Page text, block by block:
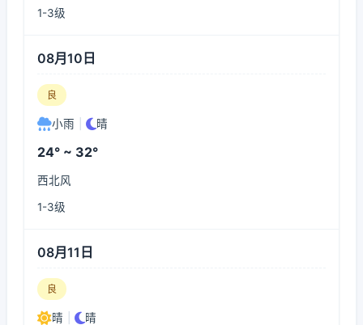
1-3级
08月10日
良
小雨 晴
24° ~ 32°
西北风
1-3级
08月11日
良
晴 晴